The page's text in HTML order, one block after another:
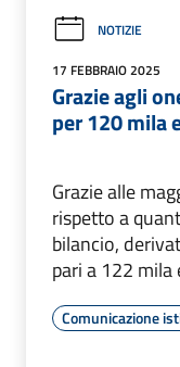
NOTIZIE
17 FEBBRAIO 2025
Grazie agli
per 120 mila
Grazie alle
rispetto a
bilancio,
pari a 122 mila
Comunicazione